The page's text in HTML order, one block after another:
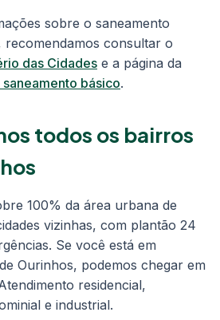
sobre o saneamento
recomendamos consultar o
das Cidades e a página da
básico.
todos os bairros
100% da área urbana de
vizinhas, com plantão 24
Se você está em
Ourinhos, podemos chegar em
residencial,
e industrial.